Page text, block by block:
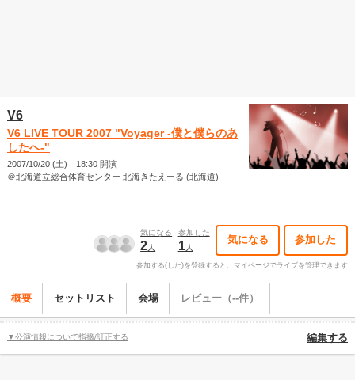
V6
V6 LIVE TOUR 2007 "Voyager -僕と僕らのあ
したへ-"
2007/10/20 (土) 18:30 開演
＠北海道立総合体育センター 北海きたえーる (北海道)
気になる
2人
参加した
1人
気になる 参加した
参加する(した)を登録すると、マイページでライブを管理できます
概要 セットリスト 会場 レビュー（--件）
▼公演情報について指摘/訂正する 編集する